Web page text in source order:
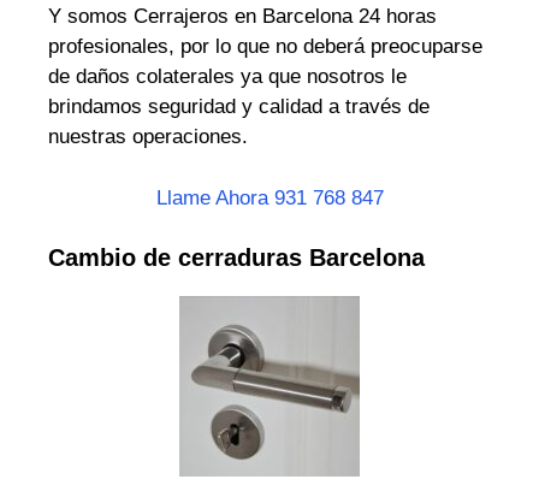
Y somos Cerrajeros en Barcelona 24 horas
profesionales, por lo que no deberá preocuparse
de daños colaterales ya que nosotros le
brindamos seguridad y calidad a través de
nuestras operaciones.
Llame Ahora 931 768 847
Cambio de cerraduras Barcelona